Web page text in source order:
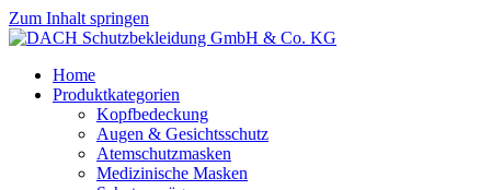
Zum Inhalt springen
Home
Produktkategorien
Kopfbedeckung
Augen & Gesichtsschutz
Atemschutzmasken
Medizinische Masken